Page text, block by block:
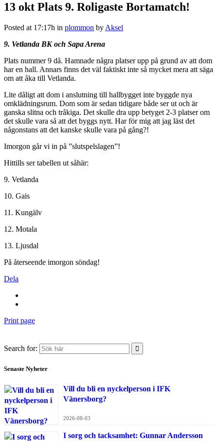
13 okt Plats 9. Roligaste Bortamatch!
Posted at 17:17h in plommon by Aksel
9. Vetlanda BK och Sapa Arena
Plats nummer 9 då. Hamnade några platser upp på grund av att dom
har en hall. Annars finns det väl faktiskt inte så mycket mera att säga
om att åka till Vetlanda.
Lite dåligt att dom i anslutning till hallbygget inte byggde nya
omklädningsrum. Dom som är sedan tidigare både ser ut och är
ganska slitna och tråkiga. Det skulle dra upp betyget 2-3 platser om
det skulle vara så att det byggs nytt. Har för mig att jag läst det
någonstans att det kanske skulle vara på gång?!
Imorgon går vi in på ”slutspelslagen”!
Hittills ser tabellen ut såhär:
9. Vetlanda
10. Gais
11. Kungälv
12. Motala
13. Ljusdal
På återseende imorgon söndag!
Dela
Print page
Search for:
Senaste Nyheter
Vill du bli en nyckelperson i IFK
Vänersborg?
2026-08-03
I sorg och tacksamhet: Gunnar Andersson